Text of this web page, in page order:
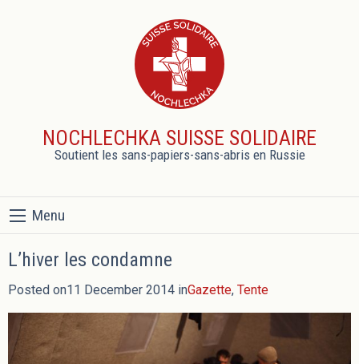
NOCHLECHKA SUISSE SOLIDAIRE
Soutient les sans-papiers-sans-abris en Russie
Menu
L’hiver les condamne
Posted on11 December 2014 inGazette, Tente